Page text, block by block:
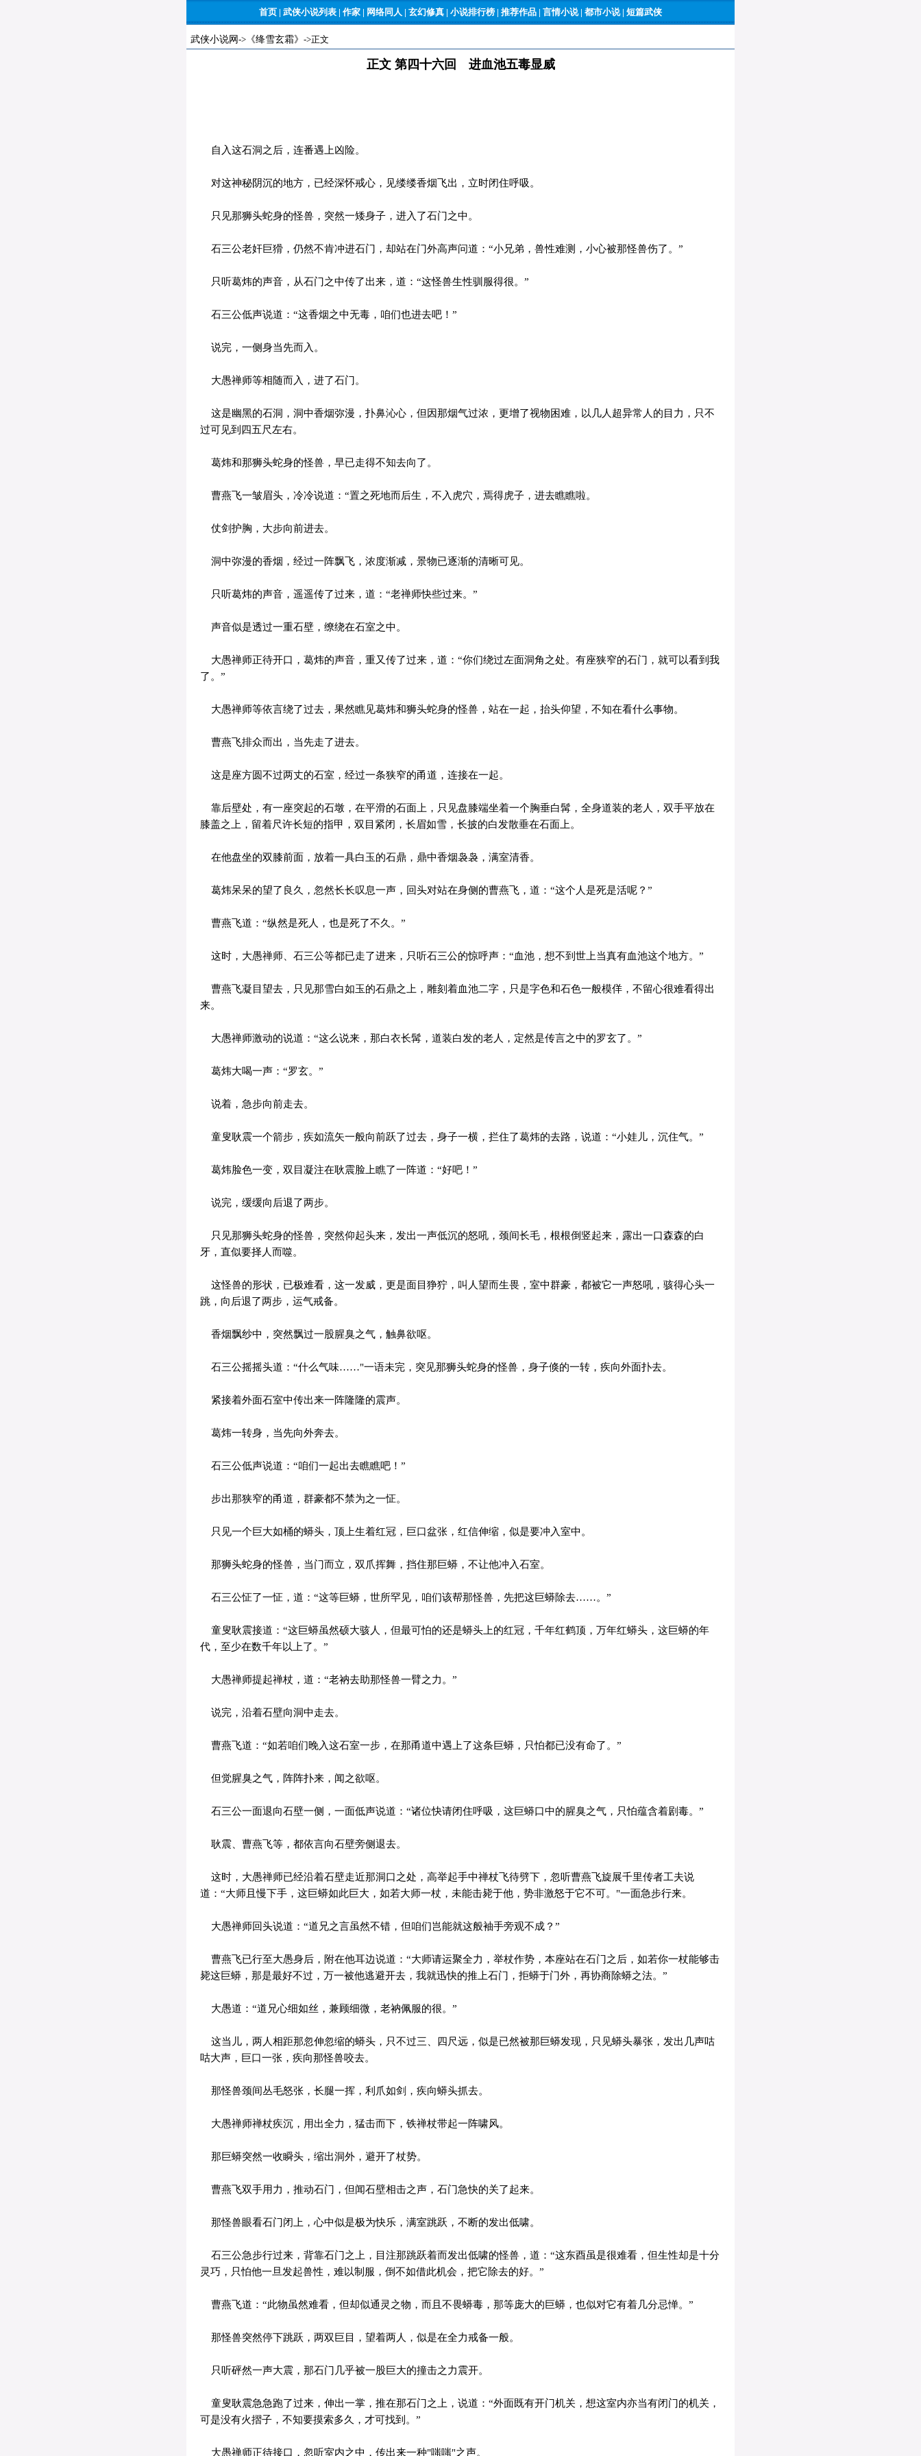
首页 | 武侠小说列表 | 作家 | 网络同人 | 玄幻修真 | 小说排行榜 | 推荐作品 | 言情小说| 都市小说 | 短篇武侠
武侠小说网 -> 《绛雪玄霜》 ->正文
正文 第四十六回 进血池五毒显威
自入这石洞之后，连番遇上凶险。
对这神秘阴沉的地方，已经深怀戒心，见缕缕香烟飞出，立时闭住呼吸。
只见那狮头蛇身的怪兽，突然一矮身子，进入了石门之中。
石三公老奸巨猾，仍然不肯冲进石门，却站在门外高声问道：“小兄弟，兽性难测，小心被那怪兽伤了。”
只听葛炜的声音，从石门之中传了出来，道：“这怪兽生性驯服得很。”
石三公低声说道：“这香烟之中无毒，咱们也进去吧！”
说完，一侧身当先而入。
大愚禅师等相随而入，进了石门。
这是幽黑的石洞，洞中香烟弥漫，扑鼻沁心，但因那烟气过浓，更增了视物困难，以几人超异常人的目力，只不
过可见到四五尺左右。
葛炜和那狮头蛇身的怪兽，早已走得不知去向了。
曹燕飞一皱眉头，冷冷说道：“置之死地而后生，不入虎穴，焉得虎子，进去瞧瞧啦。
仗剑护胸，大步向前进去。
洞中弥漫的香烟，经过一阵飘飞，浓度渐减，景物已逐渐的清晰可见。
只听葛炜的声音，遥遥传了过来，道：“老禅师快些过来。”
声音似是透过一重石壁，缭绕在石室之中。
大愚禅师正待开口，葛炜的声音，重又传了过来，道：“你们绕过左面洞角之处。有座狭窄的石门，就可以看到我
了。”
大愚禅师等依言绕了过去，果然瞧见葛炜和狮头蛇身的怪兽，站在一起，抬头仰望，不知在看什么事物。
曹燕飞排众而出，当先走了进去。
这是座方圆不过两丈的石室，经过一条狭窄的甬道，连接在一起。
靠后壁处，有一座突起的石墩，在平滑的石面上，只见盘膝端坐着一个胸垂白髯，全身道装的老人，双手平放在
膝盖之上，留着尺许长短的指甲，双目紧闭，长眉如雪，长披的白发散垂在石面上。
在他盘坐的双膝前面，放着一具白玉的石鼎，鼎中香烟袅袅，满室清香。
葛炜呆呆的望了良久，忽然长长叹息一声，回头对站在身侧的曹燕飞，道：“这个人是死是活呢？”
曹燕飞道：“纵然是死人，也是死了不久。”
这时，大愚禅师、石三公等都已走了进来，只听石三公的惊呼声：“血池，想不到世上当真有血池这个地方。”
曹燕飞凝目望去，只见那雪白如玉的石鼎之上，雕刻着血池二字，只是字色和石色一般模佯，不留心很难看得出
来。
大愚禅师激动的说道：“这么说来，那白衣长髯，道装白发的老人，定然是传言之中的罗玄了。”
葛炜大喝一声：“罗玄。”
说着，急步向前走去。
童叟耿震一个箭步，疾如流矢一般向前跃了过去，身子一横，拦住了葛炜的去路，说道：“小娃儿，沉住气。”
葛炜脸色一变，双目凝注在耿震脸上瞧了一阵道：“好吧！”
说完，缓缓向后退了两步。
只见那狮头蛇身的怪兽，突然仰起头来，发出一声低沉的怒吼，颈间长毛，根根倒竖起来，露出一口森森的白
牙，直似要择人而噬。
这怪兽的形状，已极难看，这一发威，更是面目狰狞，叫人望而生畏，室中群豪，都被它一声怒吼，骇得心头一
跳，向后退了两步，运气戒备。
香烟飘纱中，突然飘过一股腥臭之气，触鼻欲呕。
石三公摇摇头道：“什么气味……"一语未完，突见那狮头蛇身的怪兽，身子倏的一转，疾向外面扑去。
紧接着外面石室中传出来一阵隆隆的震声。
葛炜一转身，当先向外奔去。
石三公低声说道：“咱们一起出去瞧瞧吧！”
步出那狭窄的甬道，群豪都不禁为之一怔。
只见一个巨大如桶的蟒头，顶上生着红冠，巨口盆张，红信伸缩，似是要冲入室中。
那狮头蛇身的怪兽，当门而立，双爪挥舞，挡住那巨蟒，不让他冲入石室。
石三公怔了一怔，道：“这等巨蟒，世所罕见，咱们该帮那怪兽，先把这巨蟒除去……。”
童叟耿震接道：“这巨蟒虽然硕大骇人，但最可怕的还是蟒头上的红冠，千年红鹤顶，万年红蟒头，这巨蟒的年
代，至少在数千年以上了。”
大愚禅师提起禅杖，道：“老衲去助那怪兽一臂之力。”
说完，沿着石壁向洞中走去。
曹燕飞道：“如若咱们晚入这石室一步，在那甬道中遇上了这条巨蟒，只怕都已没有命了。”
但觉腥臭之气，阵阵扑来，闻之欲呕。
石三公一面退向石壁一侧，一面低声说道：“诸位快请闭住呼吸，这巨蟒口中的腥臭之气，只怕蕴含着剧毒。”
耿震、曹燕飞等，都依言向石壁旁侧退去。
这时，大愚禅师已经沿着石壁走近那洞口之处，高举起手中禅杖飞待劈下，忽听曹燕飞旋展千里传者工夫说
道：“大师且慢下手，这巨蟒如此巨大，如若大师一杖，未能击毙于他，势非激怒于它不可。"一面急步行来。
大愚禅师回头说道：“道兄之言虽然不错，但咱们岂能就这般袖手旁观不成？”
曹燕飞已行至大愚身后，附在他耳边说道：“大师请运聚全力，举杖作势，本座站在石门之后，如若你一杖能够击
毙这巨蟒，那是最好不过，万一被他逃避开去，我就迅快的推上石门，拒蟒于门外，再协商除蟒之法。”
大愚道：“道兄心细如丝，兼顾细微，老衲佩服的很。”
这当儿，两人相距那忽伸忽缩的蟒头，只不过三、四尺远，似是已然被那巨蟒发现，只见蟒头暴张，发出几声咕
咕大声，巨口一张，疾向那怪兽咬去。
那怪兽颈间丛毛怒张，长腿一挥，利爪如剑，疾向蟒头抓去。
大愚禅师禅杖疾沉，用出全力，猛击而下，铁禅杖带起一阵啸风。
那巨蟒突然一收瞬头，缩出洞外，避开了杖势。
曹燕飞双手用力，推动石门，但闻石壁相击之声，石门急快的关了起来。
那怪兽眼看石门闭上，心中似是极为快乐，满室跳跃，不断的发出低啸。
石三公急步行过来，背靠石门之上，目注那跳跃着而发出低啸的怪兽，道：“这东酉虽是很难看，但生性却是十分
灵巧，只怕他一旦发起兽性，难以制服，倒不如借此机会，把它除去的好。”
曹燕飞道：“此物虽然难看，但却似通灵之物，而且不畏蟒毒，那等庞大的巨蟒，也似对它有着几分忌惮。”
那怪兽突然停下跳跃，两双巨目，望着两人，似是在全力戒备一般。
只听砰然一声大震，那石门几乎被一股巨大的撞击之力震开。
童叟耿震急急跑了过来，伸出一掌，推在那石门之上，说道：“外面既有开门机关，想这室内亦当有闭门的机关，
可是没有火摺子，不知要摸索多久，才可找到。”
大愚禅师正待接口，忽听室内之中，传出来一种"嗤嗤"之声。